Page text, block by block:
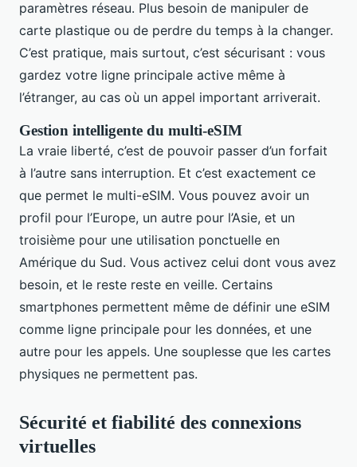
paramètres réseau. Plus besoin de manipuler de
carte plastique ou de perdre du temps à la changer.
C’est pratique, mais surtout, c’est sécurisant : vous
gardez votre ligne principale active même à
l’étranger, au cas où un appel important arriverait.
Gestion intelligente du multi-eSIM
La vraie liberté, c’est de pouvoir passer d’un forfait
à l’autre sans interruption. Et c’est exactement ce
que permet le multi-eSIM. Vous pouvez avoir un
profil pour l’Europe, un autre pour l’Asie, et un
troisième pour une utilisation ponctuelle en
Amérique du Sud. Vous activez celui dont vous avez
besoin, et le reste reste en veille. Certains
smartphones permettent même de définir une eSIM
comme ligne principale pour les données, et une
autre pour les appels. Une souplesse que les cartes
physiques ne permettent pas.
Sécurité et fiabilité des connexions
virtuelles